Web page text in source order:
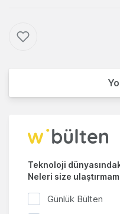
Teknoloji
Neleri size
Günlük Bülten